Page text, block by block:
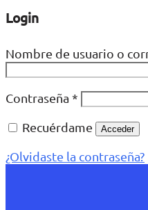
Login
Nombre de usuario o
Contraseña *
Recuérdame
Acceder
¿Olvidaste la contraseña?